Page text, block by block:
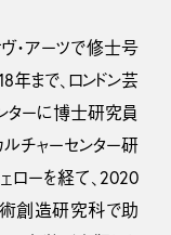
ヴ・アーツで修士号
まで、ロンドン芸
ターに博士研究員
ルチャーセンター研
ローを経て、2020
創造研究科で助